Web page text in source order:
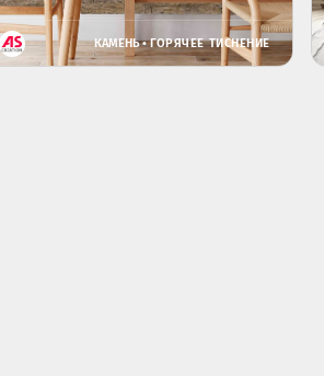
КАМЕНЬ •ГОРЯЧЕЕ ТИСНЕНИЕ